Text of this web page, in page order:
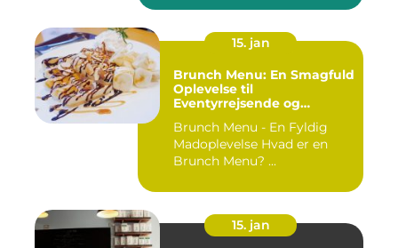
15. jan
Brunch Menu: En Smagfuld
Oplevelse til
Eventyrrejsende og
Brunch Menu - En Fyldig
Madoplevelse Hvad er en
Brunch Menu? ...
15. jan